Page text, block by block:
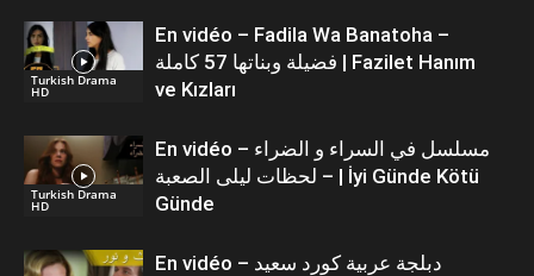
Turkish Drama
HD
En vidéo – Fadila Wa Banatoha –
فضيلة وبناتها 57 كاملة | Fazilet Hanım
ve Kızları
Turkish Drama
HD
En vidéo – مسلسل في السراء و الضراء
– لحظات ليلى الصعبة | İyi Günde Kötü
Günde
En vidéo – دبلجة عربية كورد سعيد